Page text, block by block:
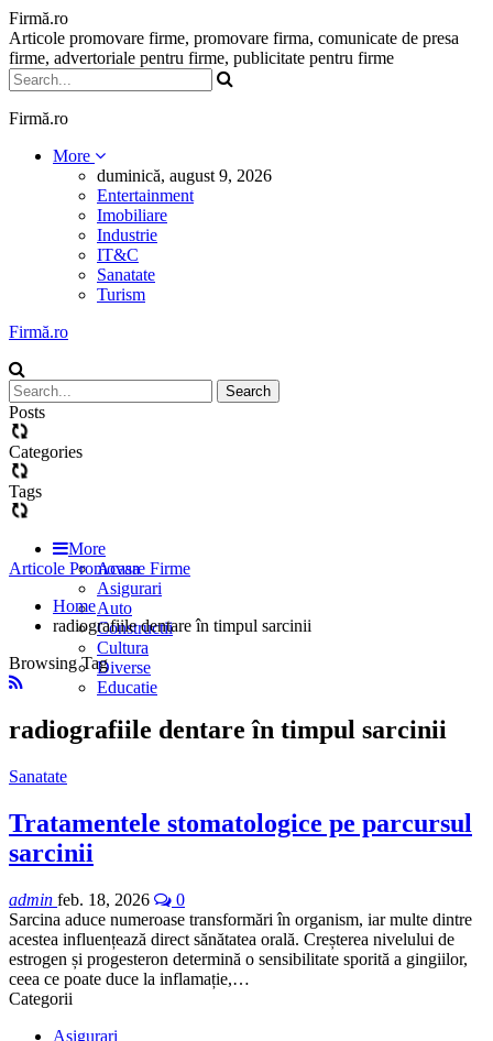
Firmă.ro
Articole promovare firme, promovare firma, comunicate de presa
firme, advertoriale pentru firme, publicitate pentru firme
Firmă.ro
More
duminică, august 9, 2026
Entertainment
Imobiliare
Industrie
IT&C
Sanatate
Turism
Firmă.ro
Posts
Categories
Tags
More
Acasa
Asigurari
Auto
Constructii
Cultura
Diverse
Educatie
Articole Promovare Firme
Home
radiografiile dentare în timpul sarcinii
Browsing Tag
radiografiile dentare în timpul sarcinii
Sanatate
Tratamentele stomatologice pe parcursul
sarcinii
admin feb. 18, 2026
0
Sarcina aduce numeroase transformări în organism, iar multe dintre
acestea influențează direct sănătatea orală. Creșterea nivelului de
estrogen și progesteron determină o sensibilitate sporită a gingiilor,
ceea ce poate duce la inflamație,…
Categorii
Asigurari